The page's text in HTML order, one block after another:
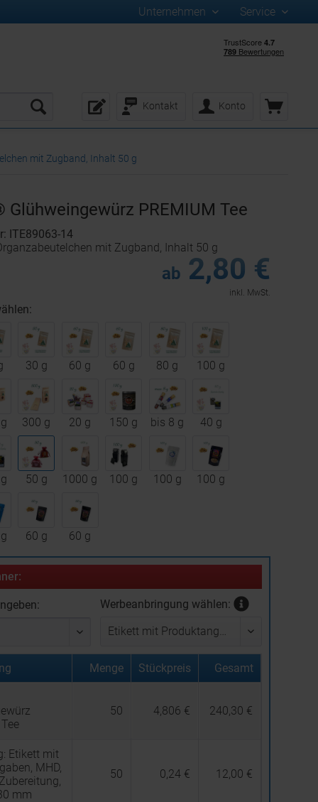
Unternehmen Service
Kontakt Konto
mit Zugband, Inhalt 50 g
Glühweingewürz PREMIUM Tee
ITE89063-14
mit Zugband, Inhalt 50 g
ab 2,80 €
inkl. MwSt.
30 g 60 g 60 g 80 g 100 g
300 g 20 g 150 g bis 8 g 40 g
50 g 1000 g 100 g 100 g 100 g
60 g 60 g
Werbeanbringung wählen:
Menge Stückpreis Gesamt
50 4,806 € 240,30 €
Etikett mit
MHD,
mm
50 0,24 € 12,00 €